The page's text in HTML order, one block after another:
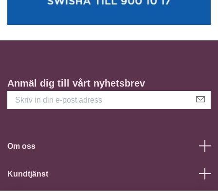
Anmäl dig till vårt nyhetsbrev
Om oss
Kundtjänst